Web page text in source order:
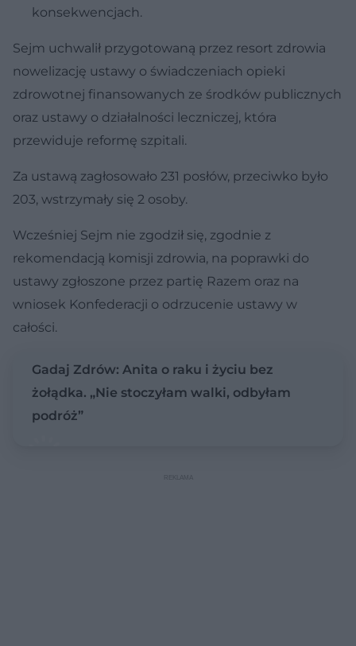
konsekwencjach.
Sejm uchwalił przygotowaną przez resort zdrowia
nowelizację ustawy o świadczeniach opieki
zdrowotnej finansowanych ze środków publicznych
oraz ustawy o działalności leczniczej, która
przewiduje reformę szpitali.
Za ustawą zagłosowało 231 posłów, przeciwko było
203, wstrzymały się 2 osoby.
Wcześniej Sejm nie zgodził się, zgodnie z
rekomendacją komisji zdrowia, na poprawki do
ustawy zgłoszone przez partię Razem oraz na
wniosek Konfederacji o odrzucenie ustawy w
całości.
Gadaj Zdrów: Anita o raku i życiu bez
żołądka. „Nie stoczyłam walki, odbyłam
podróż”